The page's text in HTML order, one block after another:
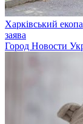
Харківський
заява
Город Новости